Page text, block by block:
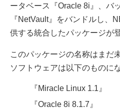
ータベース『Oracle 8i』、バ
『NetVault』をバンドルし、
供する統合したパッケージが
このパッケージの名称はまだ
ソフトウェアは以下のものに
『Miracle Linux 1.1』
『Oracle 8i 8.1.7』